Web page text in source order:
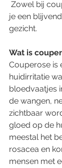
Zowel bij
je een
gezicht.
Wat is
Couperose is
huidirritatie
bloedvaatjes
de wangen,
zichtbaar
gloed op de
meestal het
rosacea en
mensen met